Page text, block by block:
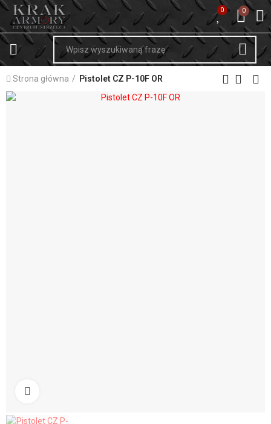
0 0
Strona główna Pistolet CZ P-10F OR